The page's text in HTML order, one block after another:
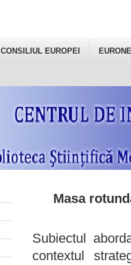
CONSILIUL EUROPEI
Masa
Subiectul
contextul